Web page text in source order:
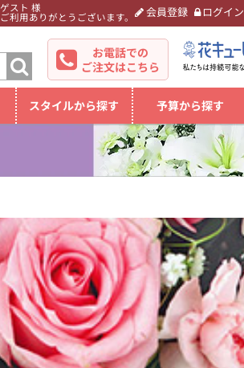
ゲスト 様
ご利用ありがとうございます。 会員登録 ログイン
お電話での
ご注文はこちら
スタイルから探す 予算から探す